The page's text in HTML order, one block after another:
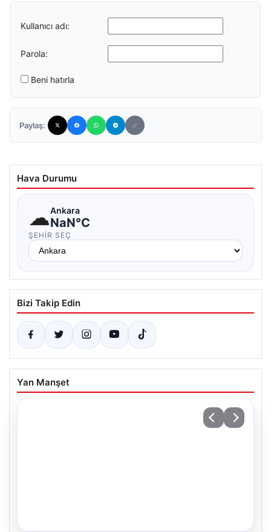
Kullanıcı adı:
Parola:
Beni hatırla
Paylaş:
Hava Durumu
☁Ankara
NaN°C
ŞEHIR SEÇ
Bizi Takip Edin
Yan Manşet